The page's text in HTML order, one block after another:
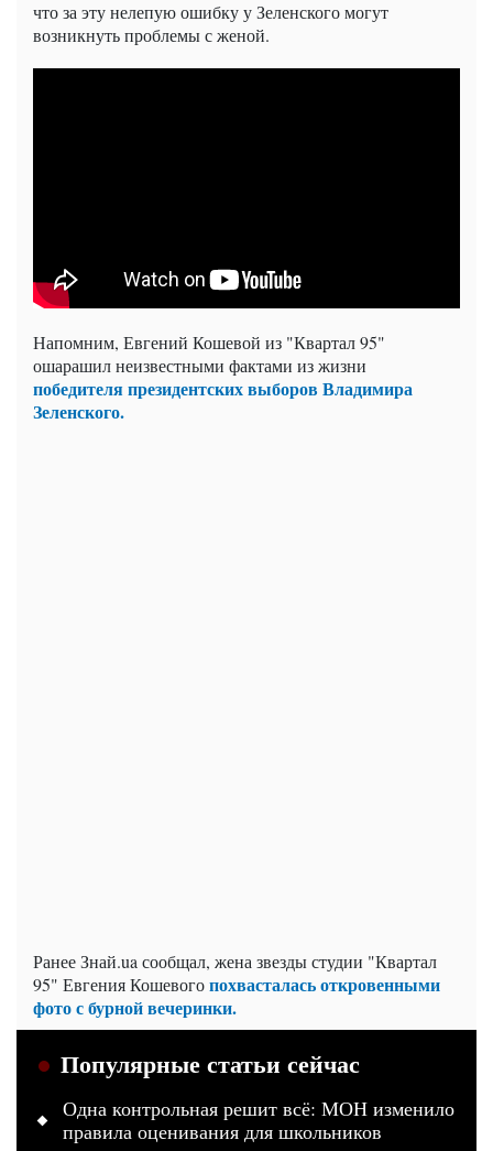
что за эту нелепую ошибку у Зеленского могут
возникнуть проблемы с женой.
Напомним, Евгений Кошевой из "Квартал 95"
ошарашил неизвестными фактами из жизни
победителя президентских выборов Владимира
Зеленского.
Ранее Знай.ua сообщал, жена звезды студии "Квартал
95" Евгения Кошевогопохвасталась откровенными
фото с бурной вечеринки.
Популярные статьи сейчас
Одна контрольная решит всё: МОН изменило
правила оценивания для школьников